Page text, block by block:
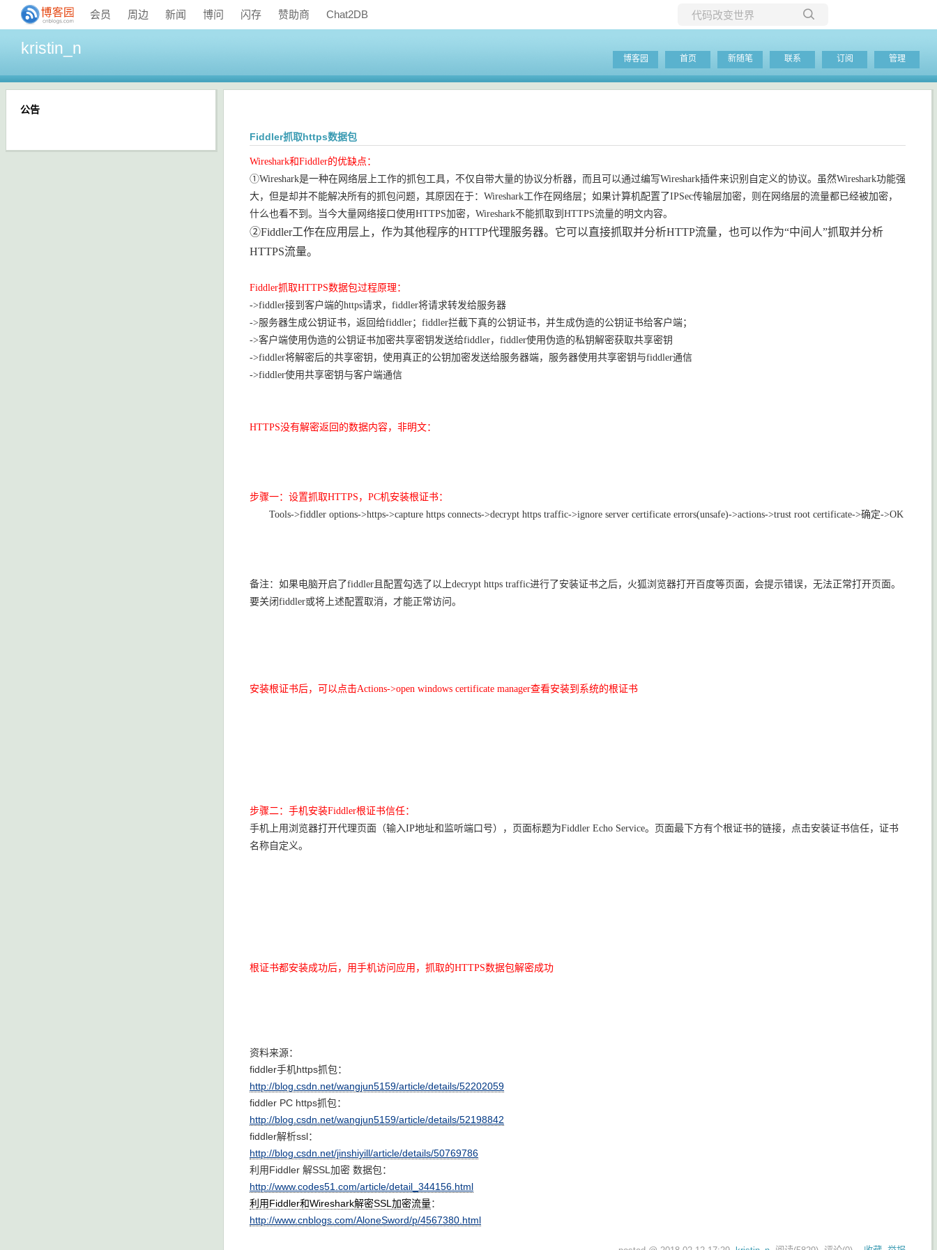
会员 周边 新闻 博问 闪存 赞助商 Chat2DB
当前博客
kristin_n
博客园 首页 新随笔 联系 订阅 管理
Fiddler抓取https数据包
Wireshark和Fiddler的优缺点：
①Wireshark是一种在网络层上工作的抓包工具，不仅自带大量的协议分析器，而且可以通过编写Wireshark插件来识别自定义的协议。虽然Wireshark功能强
大，但是却并不能解决所有的抓包问题，其原因在于：Wireshark工作在网络层；如果计算机配置了IPSec传输层加密，则在网络层的流量都已经被加密，
什么也看不到。当今大量网络接口使用HTTPS加密，Wireshark不能抓取到HTTPS流量的明文内容。
②Fiddler工作在应用层上，作为其他程序的HTTP代理服务器。它可以直接抓取并分析HTTP流量，也可以作为“中间人”抓取并分析
HTTPS流量。
Fiddler抓取HTTPS数据包过程原理：
->fiddler接到客户端的https请求，fiddler将请求转发给服务器
->服务器生成公钥证书，返回给fiddler；fiddler拦截下真的公钥证书，并生成伪造的公钥证书给客户端；
->客户端使用伪造的公钥证书加密共享密钥发送给fiddler，fiddler使用伪造的私钥解密获取共享密钥
->fiddler将解密后的共享密钥，使用真正的公钥加密发送给服务器端，服务器使用共享密钥与fiddler通信
->fiddler使用共享密钥与客户端通信
HTTPS没有解密返回的数据内容，非明文：
步骤一：设置抓取HTTPS，PC机安装根证书：
Tools->fiddler options->https->capture https connects->decrypt https traffic->ignore server certificate errors(unsafe)->actions->trust root certificate->确定->OK
备注：如果电脑开启了fiddler且配置勾选了以上decrypt https traffic进行了安装证书之后，火狐浏览器打开百度等页面，会提示错误，无法正常打开页面。
要关闭fiddler或将上述配置取消，才能正常访问。
安装根证书后，可以点击Actions->open windows certificate manager查看安装到系统的根证书
步骤二：手机安装Fiddler根证书信任：
手机上用浏览器打开代理页面（输入IP地址和监听端口号），页面标题为Fiddler Echo Service。页面最下方有个根证书的链接，点击安装证书信任，证书
名称自定义。
根证书都安装成功后，用手机访问应用，抓取的HTTPS数据包解密成功
资料来源：
fiddler手机https抓包：
http://blog.csdn.net/wangjun5159/article/details/52202059
fiddler PC https抓包：
http://blog.csdn.net/wangjun5159/article/details/52198842
fiddler解析ssl：
http://blog.csdn.net/jinshiyill/article/details/50769786
利用Fiddler 解SSL加密 数据包：
http://www.codes51.com/article/detail_344156.html
利用Fiddler和Wireshark解密SSL加密流量：
http://www.cnblogs.com/AloneSword/p/4567380.html
公告